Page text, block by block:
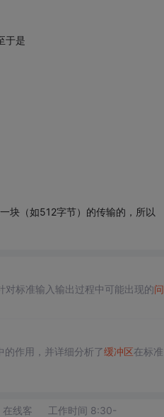
于是
块（如512字节）的传输的，所以
标准输入输出过程中可能出现的问
作用，并详细分析了缓冲区在标准
在线客
工作时间 8:30-